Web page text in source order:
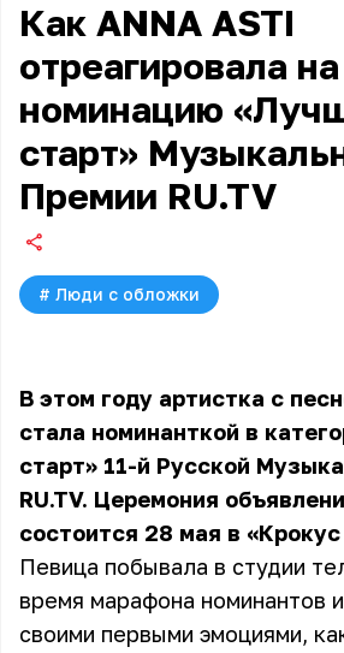
Как ANNA ASTI
отреагировала на
номинацию
старт»
Премии RU.TV
# Люди с обложки
В этом году артистка с
стала номинанткой в
старт» 11-й Русской
RU.TV. Церемония
состоится 28 мая в
Певица побывала в студии
время марафона номинантов
своими первыми эмоциями,